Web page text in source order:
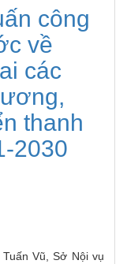
công
về
các
thanh
2030
Vũ, Sở Nội vụ